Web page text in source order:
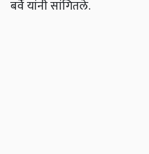
बर्वे यांनी सांगितले.